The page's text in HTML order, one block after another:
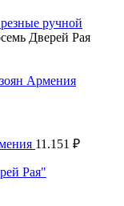
ручной
Дверей Рая
Армения
11.151 ₽